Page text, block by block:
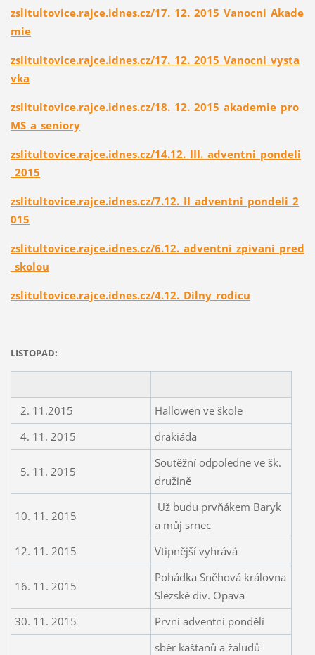
zslitultovice.rajce.idnes.cz/17._12._2015_Vanocni_Akade
mie
zslitultovice.rajce.idnes.cz/17._12._2015_Vanocni_vysta
vka
zslitultovice.rajce.idnes.cz/18._12._2015_akademie_pro_
MS_a_seniory
zslitultovice.rajce.idnes.cz/14.12._III._adventni_pondeli
_2015
zslitultovice.rajce.idnes.cz/7.12._II_adventni_pondeli_2
015
zslitultovice.rajce.idnes.cz/6.12._adventni_zpivani_pred
_skolou
zslitultovice.rajce.idnes.cz/4.12._Dilny_rodicu
LISTOPAD:
2. 11.2015
Hallowen ve škole
4. 11. 2015
drakiáda
5. 11. 2015
Soutěžní odpoledne ve šk.
družině
10. 11. 2015
Už budu prvňákem Baryk
a můj srnec
12. 11. 2015
Vtipnější vyhrává
16. 11. 2015
Pohádka Sněhová královna
Slezské div. Opava
30. 11. 2015
První adventní pondělí
sběr kaštanů a žaludů